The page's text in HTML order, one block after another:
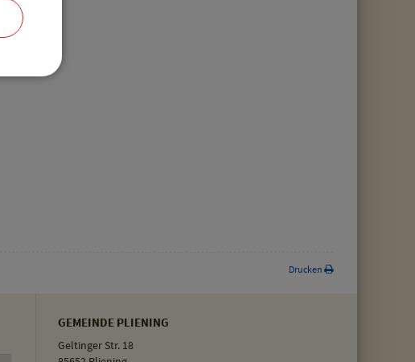
Drucken
GEMEINDE PLIENING
Geltinger Str. 18